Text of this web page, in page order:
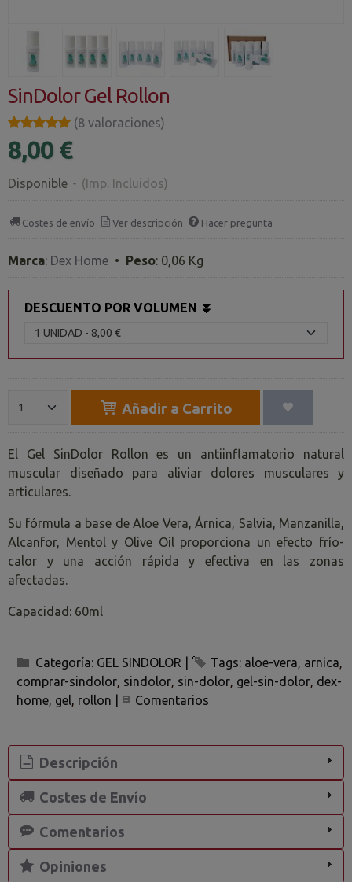
SinDolor Gel Rollon
★★★★★
★★★★★ (8 valoraciones)
8,00 €
Disponible - (Imp. Incluidos)
Costes de envío Ver descripción Hacer pregunta
Marca: Dex Home • Peso: 0,06 Kg
DESCUENTO POR VOLUMEN ⏬
Añadir a Carrito
El Gel SinDolor Rollon es un antiinflamatorio natural
muscular diseñado para aliviar dolores musculares y
articulares.
Su fórmula a base de Aloe Vera, Árnica, Salvia, Manzanilla,
Alcanfor, Mentol y Olive Oil proporciona un efecto frío-
calor y una acción rápida y efectiva en las zonas
afectadas.
Capacidad: 60ml
Categoría: GEL SINDOLOR Tags: aloe-vera arnica
comprar-sindolor sindolor sin-dolor gel-sin-dolor dex-
home gel rollon Comentarios
Descripción
Costes de Envío
Comentarios
Opiniones